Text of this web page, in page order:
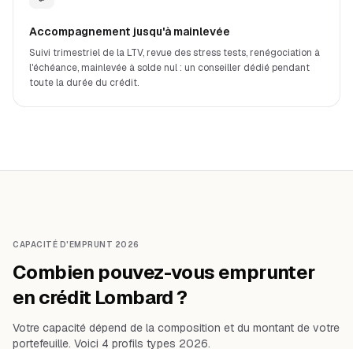
Accompagnement jusqu'à mainlevée
Suivi trimestriel de la LTV, revue des stress tests, renégociation à
l'échéance, mainlevée à solde nul : un conseiller dédié pendant
toute la durée du crédit.
CAPACITÉ D'EMPRUNT 2026
Combien pouvez-vous emprunter
en crédit Lombard ?
Votre capacité dépend de la composition et du montant de votre
portefeuille. Voici 4 profils types 2026.